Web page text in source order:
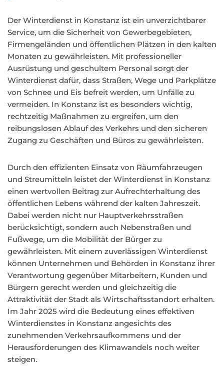
Der Winterdienst in Konstanz ist ein unverzichtbarer
Service, um die Sicherheit von Gewerbegebieten,
Firmengeländen und öffentlichen Plätzen in den kalten
Monaten zu gewährleisten. Mit professioneller
Ausrüstung und geschultem Personal sorgt der
Winterdienst dafür, dass Straßen, Wege und Parkplätze
von Schnee und Eis befreit werden, um Unfälle zu
vermeiden. In Konstanz ist es besonders wichtig,
rechtzeitig Maßnahmen zu ergreifen, um den
reibungslosen Ablauf des Verkehrs und den sicheren
Zugang zu Geschäften und Büros zu gewährleisten.
Durch den effizienten Einsatz von Räumfahrzeugen
und Streumitteln leistet der Winterdienst in Konstanz
einen wertvollen Beitrag zur Aufrechterhaltung des
öffentlichen Lebens während der kalten Jahreszeit.
Dabei werden nicht nur Hauptverkehrsstraßen
berücksichtigt, sondern auch Nebenstraßen und
Fußwege, um die Mobilität der Bürger zu
gewährleisten. Mit einem zuverlässigen Winterdienst
können Unternehmen und Behörden in Konstanz ihrer
Verantwortung gegenüber Mitarbeitern, Kunden und
Bürgern gerecht werden und gleichzeitig die
Attraktivität der Stadt als Wirtschaftsstandort erhalten.
Im Jahr 2025 wird die Bedeutung eines effektiven
Winterdienstes in Konstanz angesichts des
zunehmenden Verkehrsaufkommens und der
Herausforderungen des Klimawandels noch weiter
steigen.